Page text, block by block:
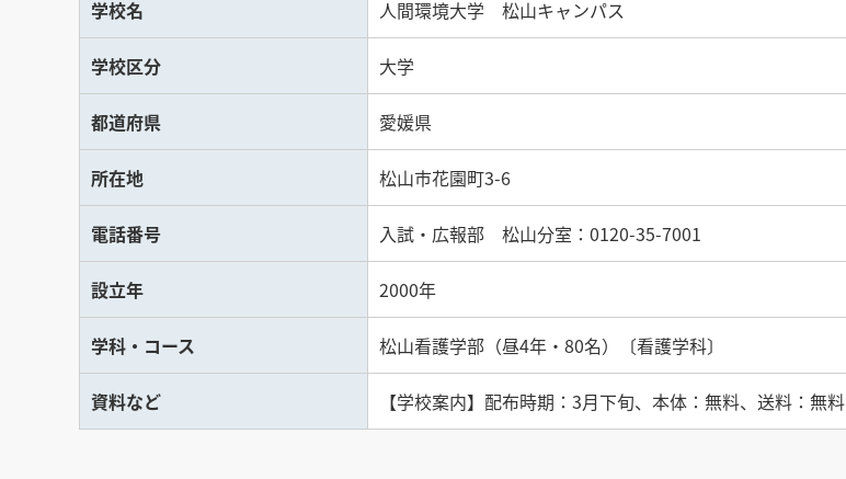
学校名 人間環境大学 松山キャンパス
学校区分 大学
都道府県 愛媛県
所在地 松山市花園町3-6
電話番号 入試・広報部 松山分室：0120-35-7001
設立年 2000年
学科・コース 松山看護学部（昼4年・80名）〔看護学科〕
資料など 【学校案内】配布時期：3月下旬、本体：無料、送料：無料